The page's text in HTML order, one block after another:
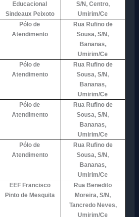
Educacional
Sindeaux Peixoto
S/N, Centro,
Umirim/Ce
Pólo de
Atendimento
Rua Rufino de
Sousa, S/N,
Bananas,
Umirim/Ce
Pólo de
Atendimento
Rua Rufino de
Sousa, S/N,
Bananas,
Umirim/Ce
Pólo de
Atendimento
Rua Rufino de
Sousa, S/N,
Bananas,
Umirim/Ce
Pólo de
Atendimento
Rua Rufino de
Sousa, S/N,
Bananas,
Umirim/Ce
EEF Francisco
Pinto de Mesquita
Rua Benedito
Moreira, S/N,
Tancredo Neves,
Umirim/Ce